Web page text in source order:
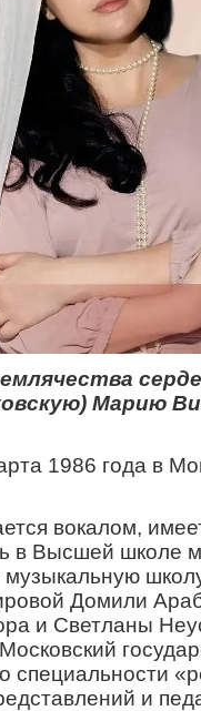
Марию
1986 года в
вокалом,
в Высшей школе
Домили
и Светланы
специальности
и